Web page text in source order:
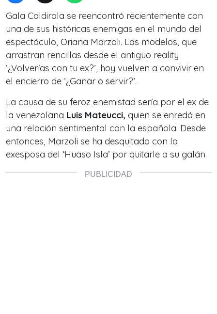
Gala Caldirola se reencontró recientemente con
una de sus históricas enemigas en el mundo del
espectáculo, Oriana Marzoli. Las modelos, que
arrastran rencillas desde el antiguo reality
‘¿Volverías con tu ex?’, hoy vuelven a convivir en
el encierro de ‘¿Ganar o servir?’.
La causa de su feroz enemistad sería por el ex de
la venezolana Luis Mateucci, quien se enredó en
una relación sentimental con la española. Desde
entonces, Marzoli se ha desquitado con la
exesposa del ‘Huaso Isla’ por quitarle a su galán.